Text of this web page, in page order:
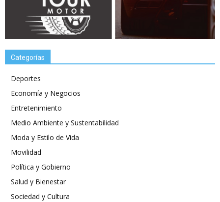
Categorías
Deportes
Economía y Negocios
Entretenimiento
Medio Ambiente y Sustentabilidad
Moda y Estilo de Vida
Movilidad
Política y Gobierno
Salud y Bienestar
Sociedad y Cultura